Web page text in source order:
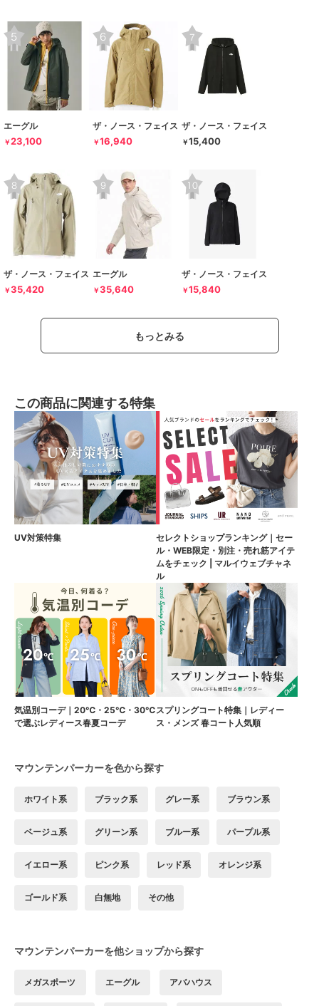
エーグル
￥23,100
ザ・ノース・フェイス
￥16,940
ザ・ノース・フェイス
￥15,400
ザ・ノース・フェイス
￥35,420
エーグル
￥35,640
ザ・ノース・フェイス
￥15,840
もっとみる
この商品に関連する特集
UV対策特集
セレクトショップランキング｜セー
ル・WEB限定・別注・売れ筋アイテ
ムをチェック | マルイウェブチャネ
ル
気温別コーデ｜20℃・25℃・30℃
で選ぶレディース春夏コーデ
スプリングコート特集｜レディー
ス・メンズ 春コート人気順
マウンテンパーカーを色から探す
ホワイト系 ブラック系 グレー系 ブラウン系
ベージュ系 グリーン系 ブルー系 パープル系
イエロー系 ピンク系 レッド系 オレンジ系
ゴールド系 白無地 その他
マウンテンパーカーを他ショップから探す
メガスポーツ エーグル アバハウス